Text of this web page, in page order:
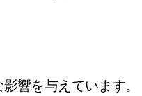
響を与えています。